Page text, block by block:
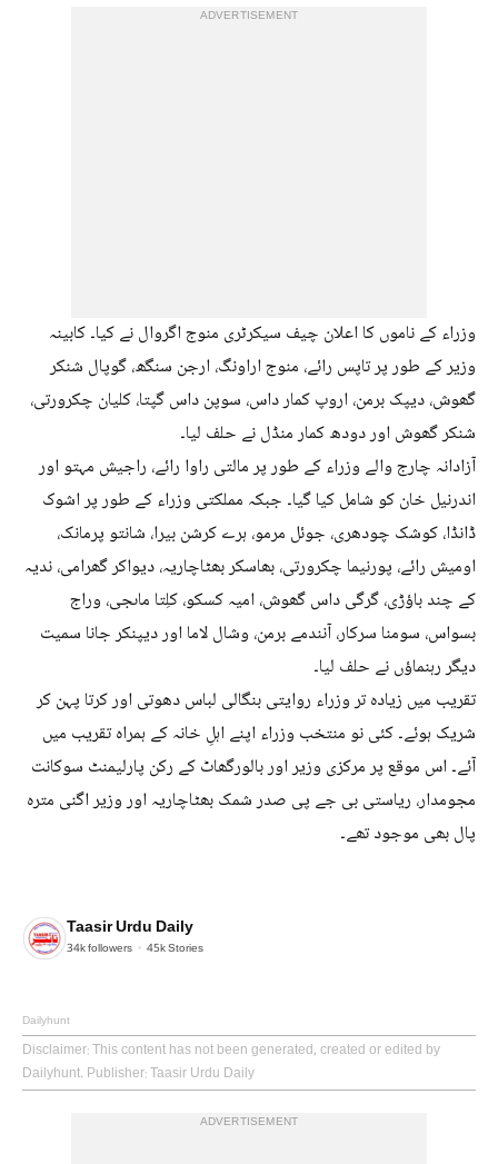
ADVERTISEMENT
وزراء کے ناموں کا اعلان چیف سیکرٹری منوج اگروال نے کیا۔ کابینہ
وزیر کے طور پر تاپس رائے، منوج اراونگ، ارجن سنگھ، گوپال شنکر
گھوش، دیپک برمن، اروپ کمار داس، سوپن داس گپتا، کلیان چکرورتی،
شنکر گھوش اور دودھ کمار منڈل نے حلف لیا۔
آزادانہ چارج والے وزراء کے طور پر مالتی راوا رائے، راجیش مہتو اور
اندرنیل خان کو شامل کیا گیا۔ جبکہ مملکتی وزراء کے طور پر اشوک
ڈانڈا، کوشک چودھری، جوئل مرمو، ہرے کرشن بیرا، شانتو پرمانک،
اومیش رائے، پورنیما چکرورتی، بھاسکر بھٹاچاریہ، دیواکر گھرامی، ندیہ
کے چند باؤڑی، گرگی داس گھوش، امیہ کسکو، کلِتا ماںجی، وراج
بسواس، سومنا سرکار، آنندمے برمن، وشال لاما اور دیپنکر جانا سمیت
دیگر رہنماؤں نے حلف لیا۔
تقریب میں زیادہ تر وزراء روایتی بنگالی لباس دھوتی اور کرتا پہن کر
شریک ہوئے۔ کئی نو منتخب وزراء اپنے اہلِ خانہ کے ہمراہ تقریب میں
آئے۔ اس موقع پر مرکزی وزیر اور بالورگھاٹ کے رکن پارلیمنٹ سوکانت
مجومدار، ریاستی بی جے پی صدر شمک بھٹاچاریہ اور وزیر اگنی مترہ
پال بھی موجود تھے۔
Taasir Urdu Daily
34kfollowers 45kStories
Dailyhunt
Disclaimer: This content has not been generated, created or edited by
Dailyhunt. Publisher: Taasir Urdu Daily
ADVERTISEMENT